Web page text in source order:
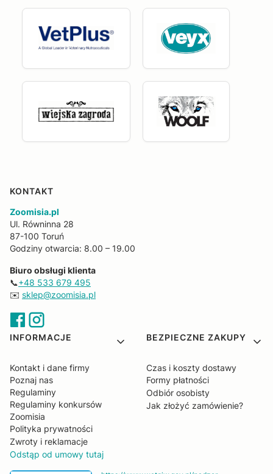
KONTAKT
Zoomisia.pl
Ul. Równinna 28
87-100 Toruń
Godziny otwarcia: 8.00 – 19.00
Biuro obsługi klienta
📞+48 533 679 495
✉️ sklep@zoomisia.pl
Linki w stopce
INFORMACJE
Kontakt i dane firmy
Poznaj nas
Regulaminy
Regulaminy konkursów
Zoomisia
Polityka prywatności
Zwroty i reklamacje
Odstąp od umowy tutaj
BEZPIECZNE ZAKUPY
Czas i koszty dostawy
Formy płatności
Odbiór osobisty
Jak złożyć zamówienie?